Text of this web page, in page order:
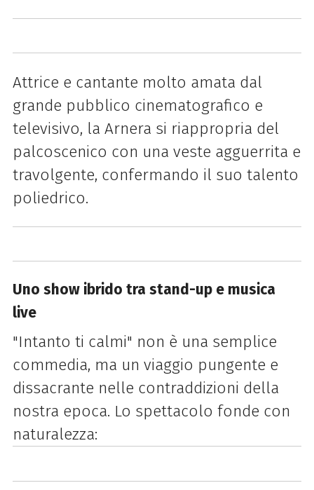
Attrice e cantante molto amata dal
grande pubblico cinematografico e
televisivo, la Arnera si riappropria del
palcoscenico con una veste agguerrita e
travolgente, confermando il suo talento
poliedrico.
Uno show ibrido tra stand-up e musica
live
"Intanto ti calmi" non è una semplice
commedia, ma un viaggio pungente e
dissacrante nelle contraddizioni della
nostra epoca. Lo spettacolo fonde con
naturalezza: